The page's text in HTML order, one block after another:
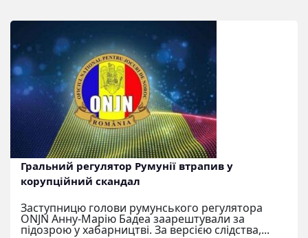
Гральний регулятор Румунії втрапив у
корупційний скандал
Заступницю голови румунського регулятора
ONJN Анну-Марію Бадеа заарештували за
підозрою у хабарництві. За версією слідства,...